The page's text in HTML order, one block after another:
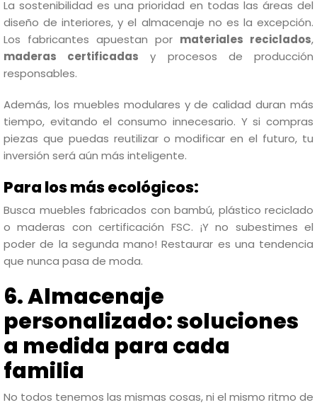
La sostenibilidad es una prioridad en todas las áreas del
diseño de interiores, y el almacenaje no es la excepción.
Los fabricantes apuestan por materiales reciclados,
maderas certificadas y procesos de producción
responsables.
Además, los muebles modulares y de calidad duran más
tiempo, evitando el consumo innecesario. Y si compras
piezas que puedas reutilizar o modificar en el futuro, tu
inversión será aún más inteligente.
Para los más ecológicos:
Busca muebles fabricados con bambú, plástico reciclado
o maderas con certificación FSC. ¡Y no subestimes el
poder de la segunda mano! Restaurar es una tendencia
que nunca pasa de moda.
6. Almacenaje
personalizado: soluciones
a medida para cada
familia
No todos tenemos las mismas cosas, ni el mismo ritmo de